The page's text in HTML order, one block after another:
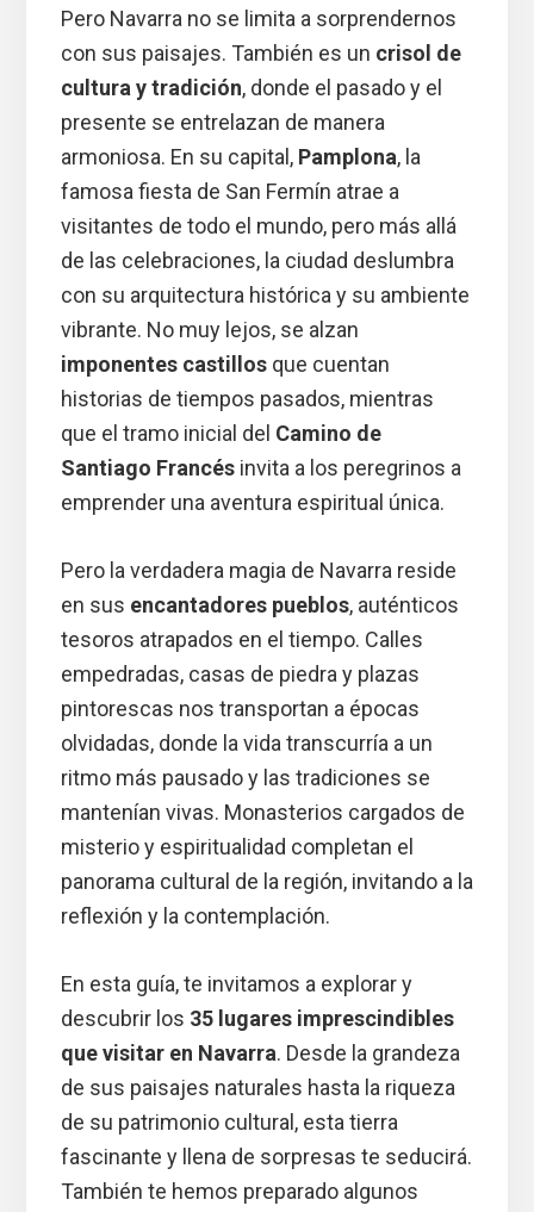
Pero Navarra no se limita a sorprendernos
con sus paisajes. También es un crisol de
cultura y tradición, donde el pasado y el
presente se entrelazan de manera
armoniosa. En su capital, Pamplona, la
famosa fiesta de San Fermín atrae a
visitantes de todo el mundo, pero más allá
de las celebraciones, la ciudad deslumbra
con su arquitectura histórica y su ambiente
vibrante. No muy lejos, se alzan
imponentes castillosque cuentan
historias de tiempos pasados, mientras
que el tramo inicial del Camino de
Santiago Francésinvita a los peregrinos a
emprender una aventura espiritual única.
Pero la verdadera magia de Navarra reside
en sus encantadores pueblos, auténticos
tesoros atrapados en el tiempo. Calles
empedradas, casas de piedra y plazas
pintorescas nos transportan a épocas
olvidadas, donde la vida transcurría a un
ritmo más pausado y las tradiciones se
mantenían vivas. Monasterios cargados de
misterio y espiritualidad completan el
panorama cultural de la región, invitando a la
reflexión y la contemplación.
En esta guía, te invitamos a explorar y
descubrir los 35 lugares imprescindibles
que visitar en Navarra. Desde la grandeza
de sus paisajes naturales hasta la riqueza
de su patrimonio cultural, esta tierra
fascinante y llena de sorpresas te seducirá.
También te hemos preparado algunos